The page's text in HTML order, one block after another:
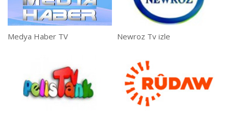
Medya Haber TV Newroz Tv izle